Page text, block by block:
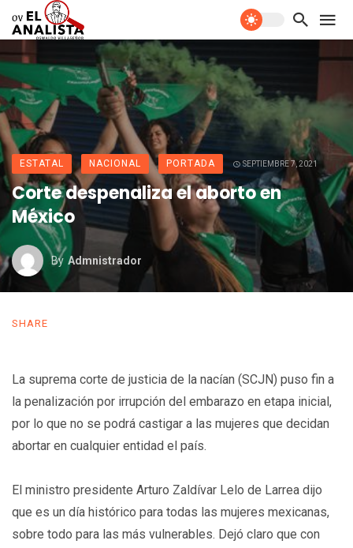
ESTATAL NACIONAL PORTADA SEPTIEMBRE 7, 2021
Corte despenaliza el aborto en
México
By Admnistrador
SHARE
La suprema corte de justicia de la nacían (SCJN) puso fin a
la penalización por irrupción del embarazo en etapa inicial,
por lo que no se podrá castigar a las mujeres que decidan
abortar en cualquier entidad el país.
El ministro presidente Arturo Zaldívar Lelo de Larrea dijo
que es un día histórico para todas las mujeres mexicanas,
sobre todo para las más vulnerables. Dejó claro que con